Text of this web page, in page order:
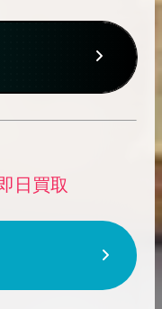
日買取